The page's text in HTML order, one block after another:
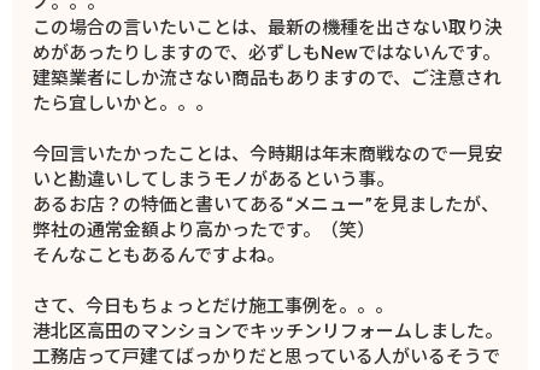
この場合の言いたいことは、最新の機種を出さない取り決
めがあったりしますので、必ずしもNewではないんです。
建築業者にしか流さない商品もありますので、ご注意され
たら宜しいかと。。。
今回言いたかったことは、今時期は年末商戦なので一見安
いと勘違いしてしまうモノがあるという事。
あるお店？の特価と書いてある“メニュー”を見ましたが、
弊社の通常金額より高かったです。（笑）
そんなこともあるんですよね。
さて、今日もちょっとだけ施工事例を。。。
港北区高田のマンションでキッチンリフォームしました。
工務店って戸建てばっかりだと思っている人がいるそうで